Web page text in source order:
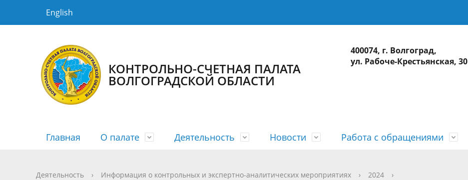
English
КОНТРОЛЬНО-СЧЕТНАЯ ПАЛАТА
ВОЛГОГРАДСКОЙ ОБЛАСТИ
400074, г. Волгоград,
ул. Рабоче-Крестьянская, 30
Главная О палате
История КСП Структура Коллегия
Деятельность
Планы Сводные планы Годовые отчеты
Новости
Новости Медиагалерея Видеогалерея
Работа с обращениями
Порядок рассмотрения График приема Интернет-приемная
Государственная гражданская служба Противодействие коррупции Сведения о доходах
Деятельность › Информация о контрольных и экспертно-аналитических мероприятиях › 2024
›